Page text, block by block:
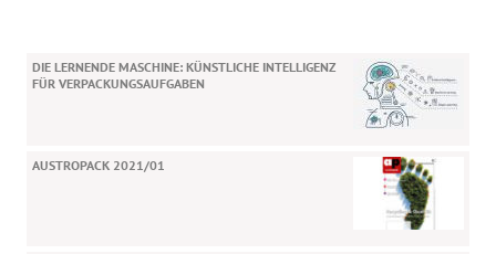
DIE LERNENDE MASCHINE: KÜNSTLICHE INTELLIGENZ
FÜR VERPACKUNGSAUFGABEN
AUSTROPACK 2021/01